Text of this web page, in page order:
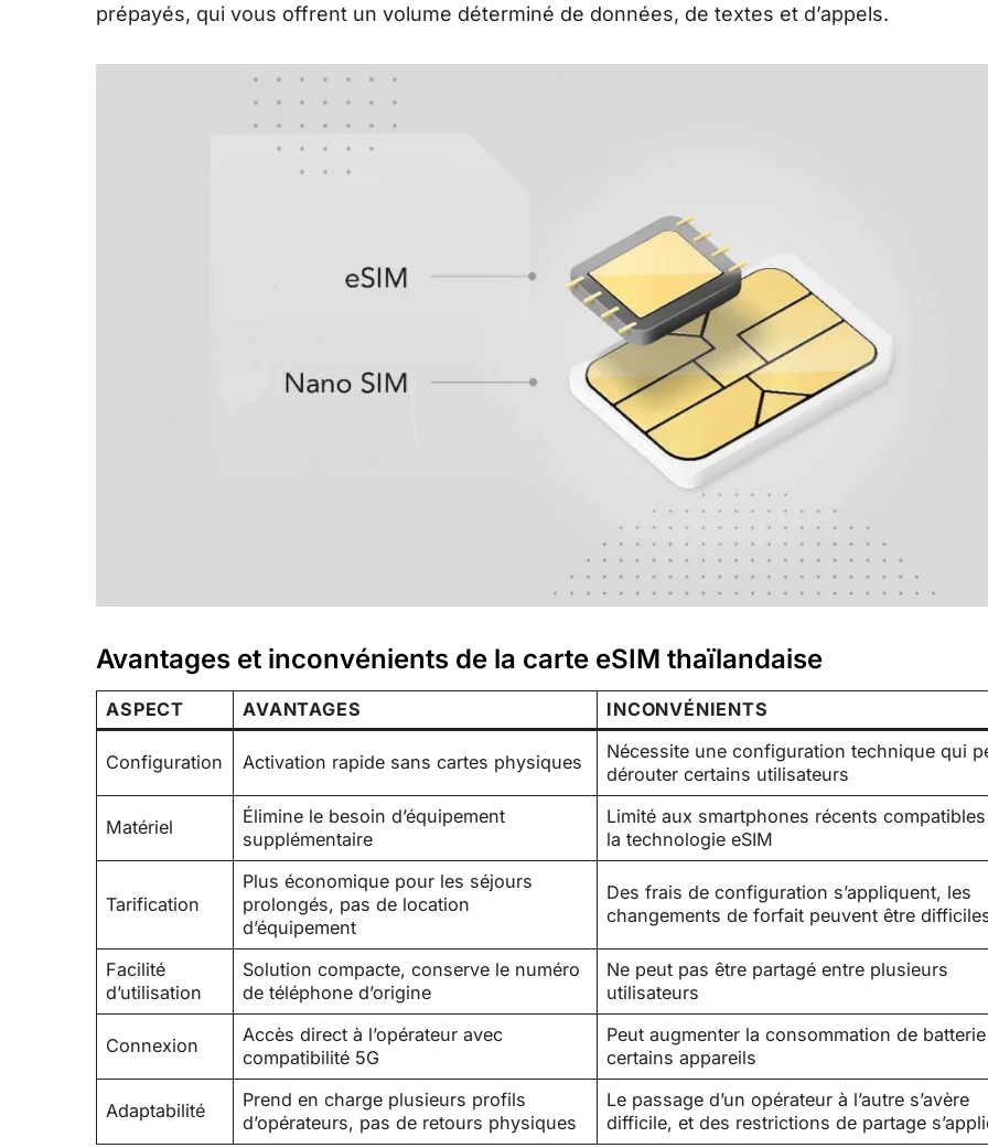
prépayés, qui vous offrent un volume déterminé de données, de textes et d’appels.
Avantages et inconvénients de la carte eSIM thaïlandaise
ASPECT AVANTAGES INCONVÉNIENTS
Configuration Activation rapide sans cartes physiques
Nécessite une configuration technique qui
dérouter certains utilisateurs
Matériel
Élimine le besoin d’équipement
supplémentaire
Limité aux smartphones récents
la technologie eSIM
Tarification
Plus économique pour les séjours
prolongés, pas de location
d’équipement
Des frais de configuration s’appliquent, les
changements de forfait peuvent être
Facilité
d’utilisation
Solution compacte, conserve le numéro
de téléphone d’origine
Ne peut pas être partagé entre plusieurs
utilisateurs
Connexion
Accès direct à l’opérateur avec
compatibilité 5G
Peut augmenter la consommation de
certains appareils
Adaptabilité
Prend en charge plusieurs profils
d’opérateurs, pas de retours physiques
Le passage d’un opérateur à l’autre s’avère
difficile, et des restrictions de partage